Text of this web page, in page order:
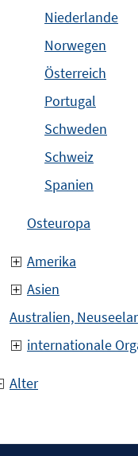
Niederlande
Norwegen
Österreich
Portugal
Schweden
Schweiz
Spanien
Osteuropa
Amerika
Asien
Australien,
internationale
Alter